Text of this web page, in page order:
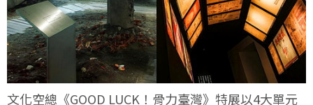
文化空總《GOOD LUCK！骨力臺灣》特展以4大單元